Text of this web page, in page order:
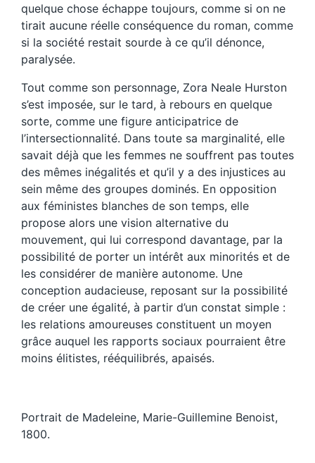
quelque chose échappe toujours, comme si on ne
tirait aucune réelle conséquence du roman, comme
si la société restait sourde à ce qu’il dénonce,
paralysée.
Tout comme son personnage, Zora Neale Hurston
s’est imposée, sur le tard, à rebours en quelque
sorte, comme une figure anticipatrice de
l’intersectionnalité. Dans toute sa marginalité, elle
savait déjà que les femmes ne souffrent pas toutes
des mêmes inégalités et qu’il y a des injustices au
sein même des groupes dominés. En opposition
aux féministes blanches de son temps, elle
propose alors une vision alternative du
mouvement, qui lui correspond davantage, par la
possibilité de porter un intérêt aux minorités et de
les considérer de manière autonome. Une
conception audacieuse, reposant sur la possibilité
de créer une égalité, à partir d’un constat simple :
les relations amoureuses constituent un moyen
grâce auquel les rapports sociaux pourraient être
moins élitistes, rééquilibrés, apaisés.
Portrait de Madeleine, Marie-Guillemine Benoist,
1800.